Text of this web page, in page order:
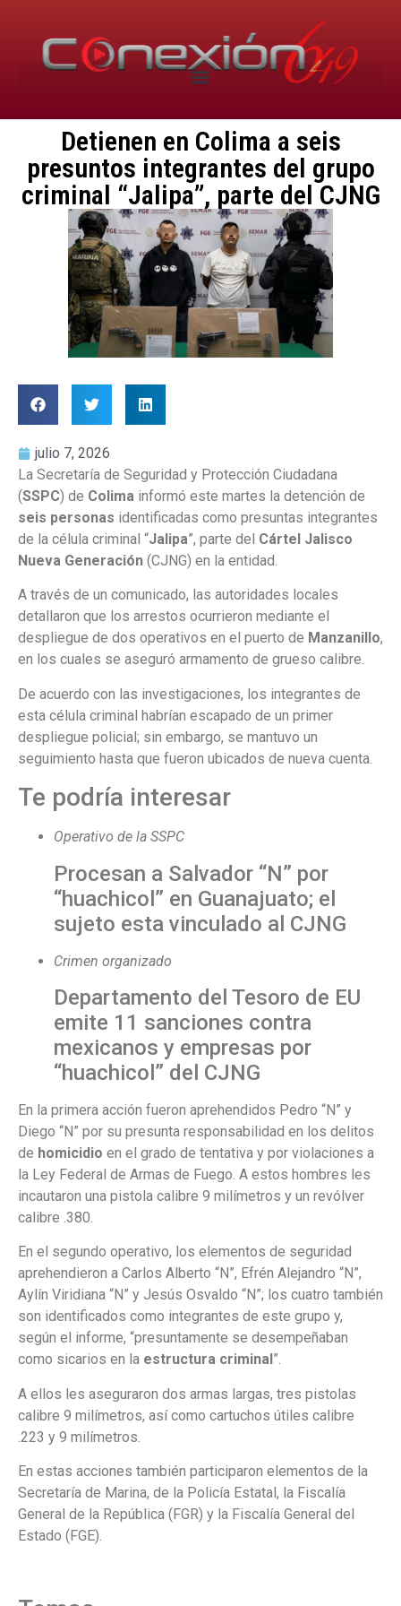
Detienen en Colima a seis
presuntos integrantes del grupo
criminal “Jalipa”, parte del CJNG
julio 7, 2026
La Secretaría de Seguridad y Protección Ciudadana
(SSPC) de Colima informó este martes la detención de
seis personas identificadas como presuntas integrantes
de la célula criminal “Jalipa”, parte del Cártel Jalisco
Nueva Generación (CJNG) en la entidad.
A través de un comunicado, las autoridades locales
detallaron que los arrestos ocurrieron mediante el
despliegue de dos operativos en el puerto de Manzanillo,
en los cuales se aseguró armamento de grueso calibre.
De acuerdo con las investigaciones, los integrantes de
esta célula criminal habrían escapado de un primer
despliegue policial; sin embargo, se mantuvo un
seguimiento hasta que fueron ubicados de nueva cuenta.
Te podría interesar
Operativo de la SSPC
Procesan a Salvador “N” por
“huachicol” en Guanajuato; el
sujeto esta vinculado al CJNG
Crimen organizado
Departamento del Tesoro de EU
emite 11 sanciones contra
mexicanos y empresas por
“huachicol” del CJNG
En la primera acción fueron aprehendidos Pedro “N” y
Diego “N” por su presunta responsabilidad en los delitos
de homicidio en el grado de tentativa y por violaciones a
la Ley Federal de Armas de Fuego. A estos hombres les
incautaron una pistola calibre 9 milímetros y un revólver
calibre .380.
En el segundo operativo, los elementos de seguridad
aprehendieron a Carlos Alberto “N”, Efrén Alejandro “N”,
Aylín Viridiana “N” y Jesús Osvaldo “N”; los cuatro también
son identificados como integrantes de este grupo y,
según el informe, “presuntamente se desempeñaban
como sicarios en la estructura criminal ”.
A ellos les aseguraron dos armas largas, tres pistolas
calibre 9 milímetros, así como cartuchos útiles calibre
.223 y 9 milímetros.
En estas acciones también participaron elementos de la
Secretaría de Marina, de la Policía Estatal, la Fiscalía
General de la República (FGR) y la Fiscalía General del
Estado (FGE).